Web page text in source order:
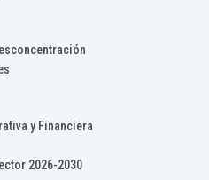
y Financiera
2026-2030